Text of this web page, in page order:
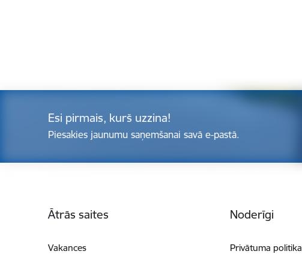
Esi pirmais, kurš uzzina!
Piesakies jaunumu saņemšanai savā e-pastā.
Ātrās saites
Vakances
Noderīgi
Privātuma politika